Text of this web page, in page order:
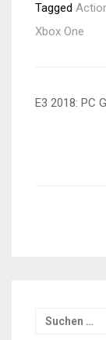
Tagged
Xbox One
E3 2018: PC
Suchen